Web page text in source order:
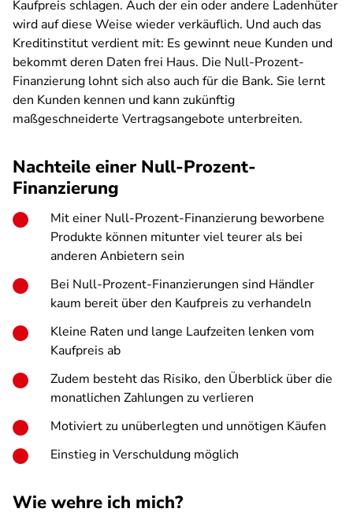
Kaufpreis schlagen. Auch der ein oder andere Ladenhüter
wird auf diese Weise wieder verkäuflich. Und auch das
Kreditinstitut verdient mit: Es gewinnt neue Kunden und
bekommt deren Daten frei Haus. Die Null-Prozent-
Finanzierung lohnt sich also auch für die Bank. Sie lernt
den Kunden kennen und kann zukünftig
maßgeschneiderte Vertragsangebote unterbreiten.
Nachteile einer Null-Prozent-
Finanzierung
Mit einer Null-Prozent-Finanzierung beworbene
Produkte können mitunter viel teurer als bei
anderen Anbietern sein
Bei Null-Prozent-Finanzierungen sind Händler
kaum bereit über den Kaufpreis zu verhandeln
Kleine Raten und lange Laufzeiten lenken vom
Kaufpreis ab
Zudem besteht das Risiko, den Überblick über die
monatlichen Zahlungen zu verlieren
Motiviert zu unüberlegten und unnötigen Käufen
Einstieg in Verschuldung möglich
Wie wehre ich mich?